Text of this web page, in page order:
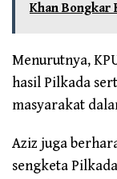
Khan Bongkar
Menurutnya,
hasil Pilkada
masyarakat
Aziz juga
sengketa